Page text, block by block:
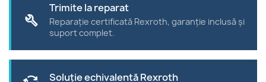
build
Trimite la reparat
Reparație certificată Rexroth, garanție inclusă și
suport complet.
Soluție echivalentă Rexroth